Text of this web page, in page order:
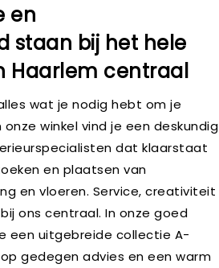
en
staan bij het hele
Haarlem centraal
wat je nodig hebt om je
winkel vind je een deskundig
dat klaarstaat
en plaatsen van
en vloeren. Service, creativiteit
ons centraal. In onze goed
een uitgebreide collectie A-
gedegen advies en een warm